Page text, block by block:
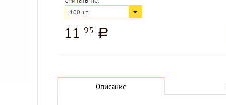
100 шт.
11 95 a
Описание